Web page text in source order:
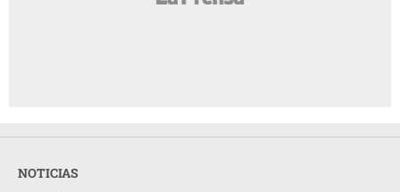
NOTICIAS